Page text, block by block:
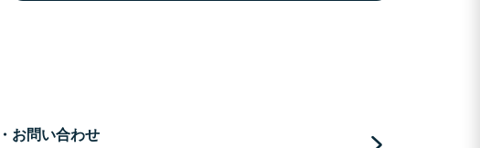
お問い合わせ